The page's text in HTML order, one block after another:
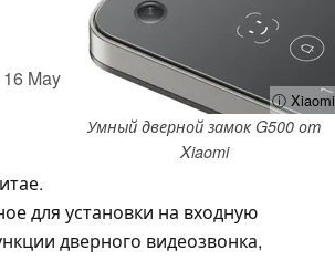
ⓘ Xiaomi
Умный дверной замок G500 от
Xiaomi
16 May
для установки на входную
дверного видеозвонка,